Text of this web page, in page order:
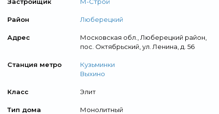
Район Люберецкий
Адрес
Московская обл., Люберецкий район,
пос. Октябрьский, ул. Ленина, д. 56
Станция метро
Кузьминки
Выхино
Класс Элит
Тип дома Монолитный